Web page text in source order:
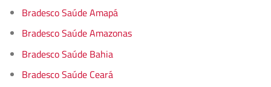
Bradesco Saúde Amapá
Bradesco Saúde Amazonas
Bradesco Saúde Bahia
Bradesco Saúde Ceará